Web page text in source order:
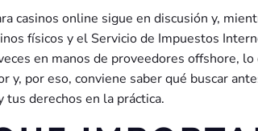
casinos online sigue en discusión y,
físicos y el Servicio de Impuestos
en manos de proveedores offshore, lo
y, por eso, conviene saber qué buscar
derechos en la práctica.